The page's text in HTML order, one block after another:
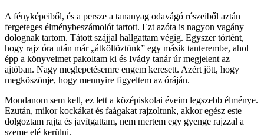
A fényképeiből, és a persze a tananyag odavágó részeiből aztán
fergeteges élménybeszámolót tartott. Ezt azóta is nagyon vagány
dolognak tartom. Tátott szájjal hallgattam végig. Egyszer történt,
hogy rajz óra után már „átköltöztünk” egy másik tanterembe, ahol
épp a könyveimet pakoltam ki és Ivády tanár úr megjelent az
ajtóban. Nagy meglepetésemre engem keresett. Azért jött, hogy
megköszönje, hogy mennyire figyeltem az óráján.
Mondanom sem kell, ez lett a középiskolai éveim legszebb élménye.
Ezután, mikor kockákat és faágakat rajzoltunk, akkor egész este
dolgoztam rajta és javítgattam, nem mertem egy gyenge rajzzal a
szeme elé kerülni.